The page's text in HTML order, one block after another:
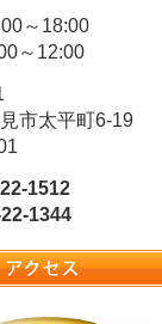
～18:00
～12:00
市太平町6-19
1512
1344